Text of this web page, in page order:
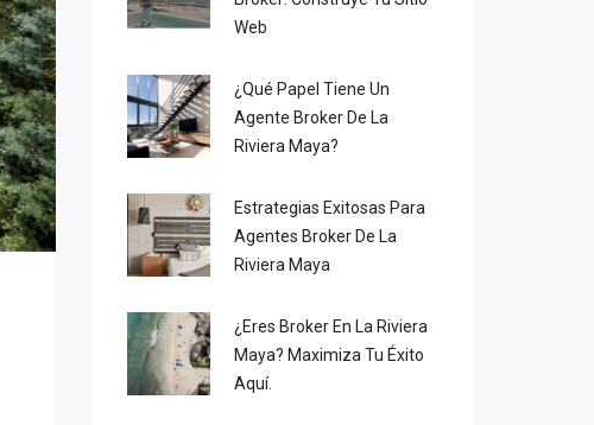
Web
¿Qué Papel Tiene Un
Agente Broker De La
Riviera Maya?
Estrategias Exitosas Para
Agentes Broker De La
Riviera Maya
¿Eres Broker En La Riviera
Maya? Maximiza Tu Éxito
Aquí.